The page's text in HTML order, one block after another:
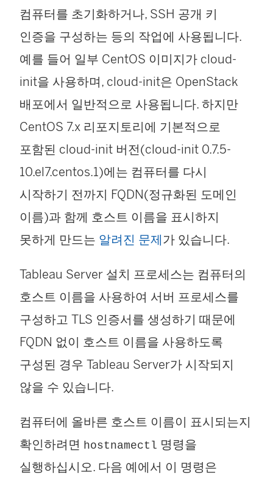
컴퓨터를 초기화하거나, SSH 공개 키
인증을 구성하는 등의 작업에 사용됩니다.
예를 들어 일부 CentOS 이미지가 cloud-
init을 사용하며, cloud-init은 OpenStack
배포에서 일반적으로 사용됩니다. 하지만
CentOS 7.x 리포지토리에 기본적으로
포함된 cloud-init 버전(cloud-init 0.7.5-
10.el7.centos.1)에는 컴퓨터를 다시
시작하기 전까지 FQDN(정규화된 도메인
이름)과 함께 호스트 이름을 표시하지
못하게 만드는 알려진 문제가 있습니다.
Tableau Server 설치 프로세스는 컴퓨터의
호스트 이름을 사용하여 서버 프로세스를
구성하고 TLS 인증서를 생성하기 때문에
FQDN 없이 호스트 이름을 사용하도록
구성된 경우 Tableau Server가 시작되지
않을 수 있습니다.
컴퓨터에 올바른 호스트 이름이 표시되는지
확인하려면 hostnamectl 명령을
실행하십시오. 다음 예에서 이 명령은